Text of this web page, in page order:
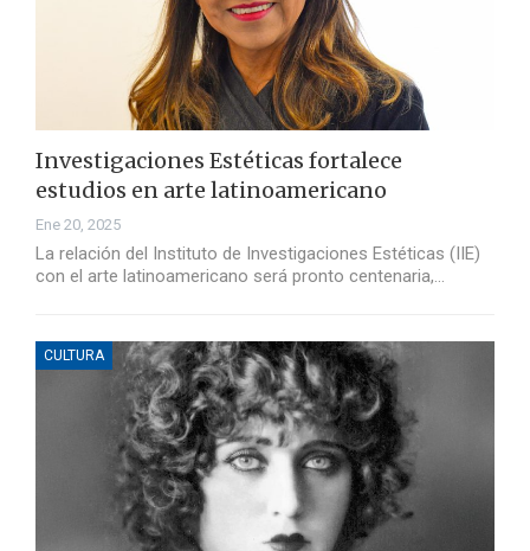
Investigaciones Estéticas fortalece
estudios en arte latinoamericano
Ene 20, 2025
La relación del Instituto de Investigaciones Estéticas (IIE)
con el arte latinoamericano será pronto centenaria,…
CULTURA